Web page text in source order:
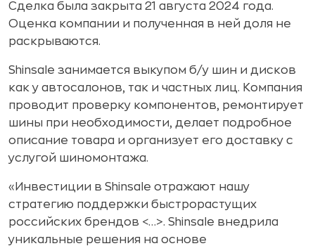
Сделка была закрыта 21 августа 2024 года.
Оценка компании и полученная в ней доля не
раскрываются.
Shinsale занимается выкупом б/у шин и дисков
как у автосалонов, так и частных лиц. Компания
проводит проверку компонентов, ремонтирует
шины при необходимости, делает подробное
описание товара и организует его доставку с
услугой шиномонтажа.
«Инвестиции в Shinsale отражают нашу
стратегию поддержки быстрорастущих
российских брендов <…>. Shinsale внедрила
уникальные решения на основе